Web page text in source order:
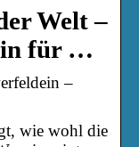
Welt –
für …
–
wie wohl die